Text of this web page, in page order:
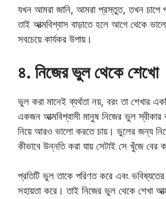
যখন আমরা জানি, আমরা প্রস্তুত, তখন চাপে
তাই আত্মবিশ্বাস বাড়াতে হলে আগে থেকে
সবচেয়ে কার্যকর উপায়।
৪. নিজের ভুল থেকে শেখো
ভুল করা মানেই ব্যর্থতা নয়, বরং তা শেখার
একজন আত্মবিশ্বাসী মানুষ নিজের ভুল স্বীকার
নিয়ে আরও ভালো করতে চায়। ভুলের জন্য
কীভাবে উন্নতি করা যায় সেটাই সে খুঁজে বের
প্রতিটি ভুল তাকে পরিণত করে এবং ভবিষ্যতের
সহায়তা করে। তাই নিজের ভুল থেকে শেখা